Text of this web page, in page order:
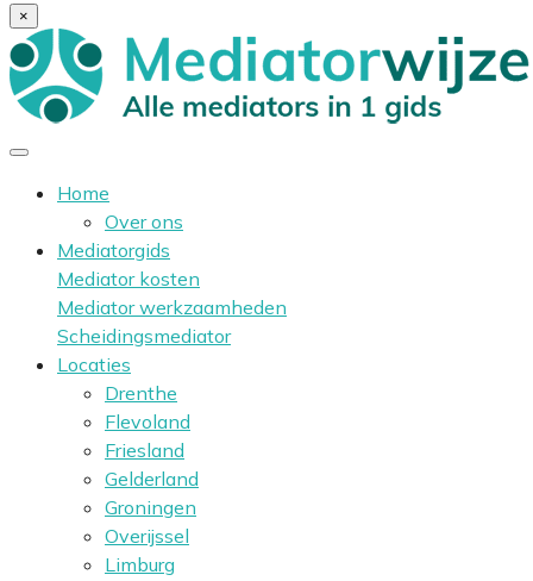
×
Home
Over ons
Mediatorgids
Mediator kosten
Mediator werkzaamheden
Scheidingsmediator
Locaties
Drenthe
Flevoland
Friesland
Gelderland
Groningen
Overijssel
Limburg